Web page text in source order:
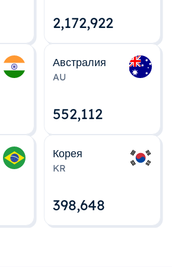
2,172,922
Австралия
AU
552,112
Корея
KR
398,648